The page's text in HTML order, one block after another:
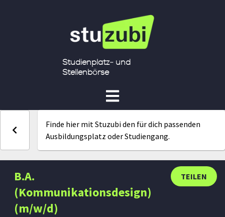
Studienplatz- und
Stellenbörse
Finde hier mit Stuzubi den für dich passenden
Ausbildungsplatz oder Studiengang.
TEILEN
B.A.
(Kommunikationsdesign)
(m/w/d)